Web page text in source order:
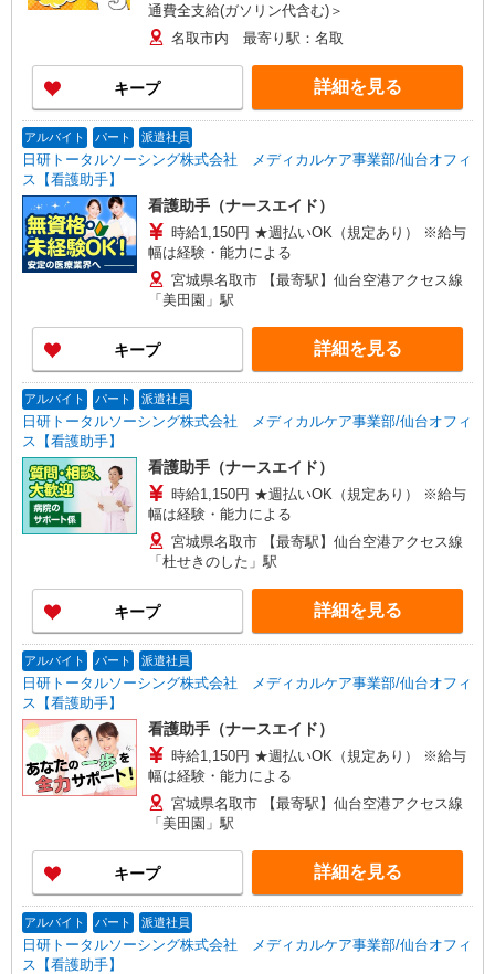
通費全支給(ガソリン代含む)＞
名取市内 最寄り駅：名取
キープ 詳細を見る
アルバイト パート 派遣社員
日研トータルソーシング株式会社 メディカルケア事業部/仙台オフィ
ス【看護助手】
看護助手（ナースエイド）
時給1,150円 ★週払いOK（規定あり） ※給与
幅は経験・能力による
宮城県名取市 【最寄駅】仙台空港アクセス線
「美田園」駅
キープ 詳細を見る
アルバイト パート 派遣社員
日研トータルソーシング株式会社 メディカルケア事業部/仙台オフィ
ス【看護助手】
看護助手（ナースエイド）
時給1,150円 ★週払いOK（規定あり） ※給与
幅は経験・能力による
宮城県名取市 【最寄駅】仙台空港アクセス線
「杜せきのした」駅
キープ 詳細を見る
アルバイト パート 派遣社員
日研トータルソーシング株式会社 メディカルケア事業部/仙台オフィ
ス【看護助手】
看護助手（ナースエイド）
時給1,150円 ★週払いOK（規定あり） ※給与
幅は経験・能力による
宮城県名取市 【最寄駅】仙台空港アクセス線
「美田園」駅
キープ 詳細を見る
アルバイト パート 派遣社員
日研トータルソーシング株式会社 メディカルケア事業部/仙台オフィ
ス【看護助手】